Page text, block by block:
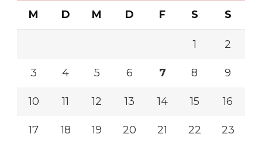
M D M D F S S
1 2
3 4 5 6 7 8 9
10 11 12 13 14 15 16
17 18 19 20 21 22 23